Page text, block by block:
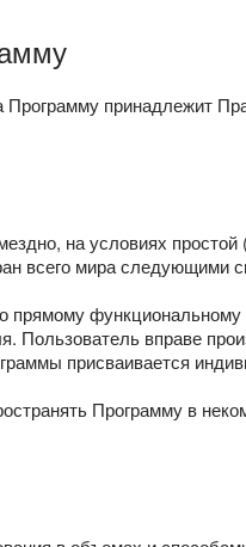
Программу принадлежит
на условиях
всего мира следующими
прямому
Пользователь вправе
присваивается
Программу в